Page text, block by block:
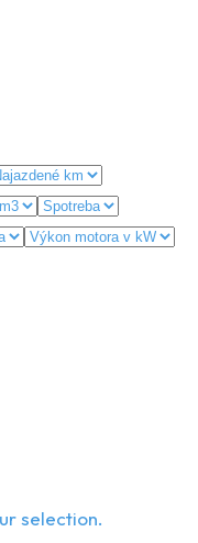
selection.